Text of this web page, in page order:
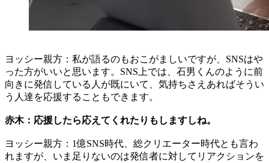
ヨッシー親方：私が語るのもおこがましいですが、SNSはや
った方がいいと思います。SNS上では、石男くんのように前
向きに発信している人が既にいて、気持ちさえあればそうい
う人達を応援することもできます。
赤木：応援したら応えてくれたりもしますしね。
ヨッシー親方：1億SNS時代、総クリエーター時代とも言わ
れますが、いま足りないのは発信者に対してリアクションを